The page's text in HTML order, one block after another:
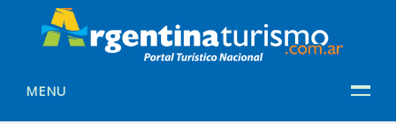
MENU